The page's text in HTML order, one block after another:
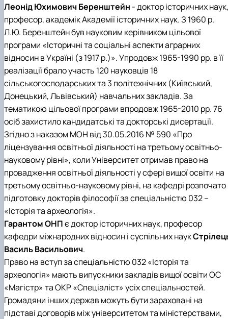
Леонід Юхимович Беренштейн - доктор історичних наук,
професор, академік Академії історичних наук. З 1960 р.
Л.Ю. Беренштейн був науковим керівником цільової
програми «Історичні та соціальні аспекти аграрних
відносин в Україні (з 1917 р.)». Упродовж 1965-1990 рр. в її
реалізації брало участь 120 науковців 18
сільськогосподарських та 3 політехнічних (Київський,
Донецький, Львівський) навчальних закладів. За
тематикою цільової програми впродовж 1965-2010 рр. 76
осіб захистило кандидатські та докторські дисертації.
Згідно з наказом МОН від 30.05.2016 № 590 «Про
ліцензування освітньої діяльності на третьому освітньо-
науковому рівні», коли Університет отримав право на
провадження освітньої діяльності у сфері вищої освіти на
третьому освітньо-науковому рівні, на кафедрі розпочато
підготовку докторів філософіїза спеціальністю 032 –
«Історія та археологія».
Гарантом ОНПє доктор історичних наук, професор
кафедри міжнародних відносин і суспільних наук
Василь Васильович.
Право на вступза спеціальністю 032 «Історія та
археологія» мають випускники закладів вищої освіти ОС
«Магістр» та ОКР «Спеціаліст» усіх спеціальностей.
Громадяни інших держав можуть бути зараховані на
підставі договорів між університетом та міністерствами,